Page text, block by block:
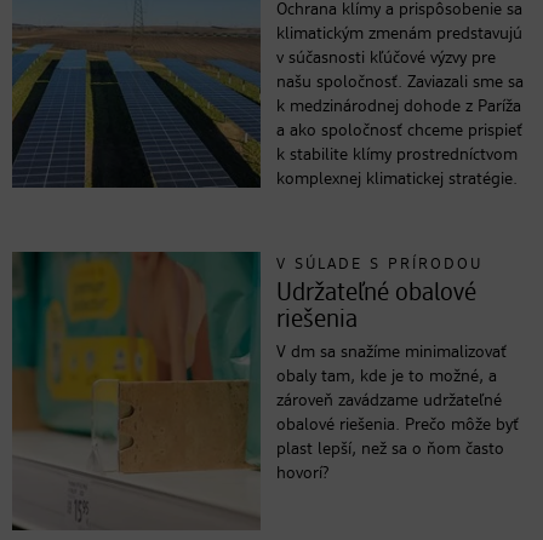
Ochrana klímy a prispôsobenie sa
klimatickým zmenám predstavujú
v súčasnosti kľúčové výzvy pre
našu spoločnosť. Zaviazali sme sa
k medzinárodnej dohode z Paríža
a ako spoločnosť chceme prispieť
k stabilite klímy prostredníctvom
komplexnej klimatickej stratégie.
V SÚLADE S PRÍRODOU
Udržateľné obalové
riešenia
V dm sa snažíme minimalizovať
obaly tam, kde je to možné, a
zároveň zavádzame udržateľné
obalové riešenia. Prečo môže byť
plast lepší, než sa o ňom často
hovorí?